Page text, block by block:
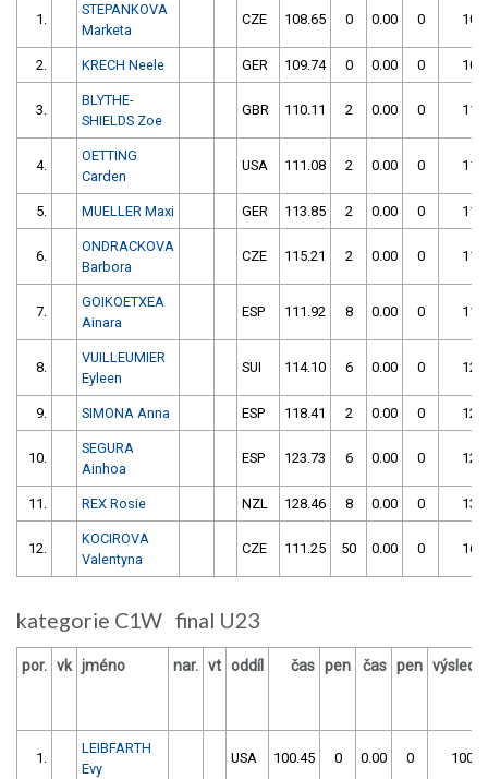
1.
STEPANKOVA
Marketa
CZE 108.65 0 0.00 0
2. KRECH Neele GER 109.74 0 0.00 0
3.
BLYTHE-
SHIELDS Zoe
GBR 110.11 2 0.00 0
4.
OETTING
Carden
USA 111.08 2 0.00 0
5. MUELLER Maxi GER 113.85 2 0.00 0
6.
ONDRACKOVA
Barbora
CZE 115.21 2 0.00 0
7.
GOIKOETXEA
Ainara
ESP 111.92 8 0.00 0
8.
VUILLEUMIER
Eyleen
SUI 114.10 6 0.00 0
9. SIMONA Anna ESP 118.41 2 0.00 0
10.
SEGURA
Ainhoa
ESP 123.73 6 0.00 0
11. REX Rosie NZL 128.46 8 0.00 0
12.
KOCIROVA
Valentyna
CZE 111.25 50 0.00 0
kategorie C1W final U23
por. vk jméno nar. vt oddíl čas pen čas pen
1.
LEIBFARTH
Evy
USA 100.45 0 0.00 0